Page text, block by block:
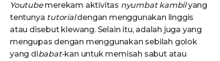
Youtubemerekam aktivitas nyumbat kambilyang
tentunya tutorialdengan menggunakan linggis
atau disebut klewang. Selain itu, adalah juga yang
mengupas dengan menggunakan sebilah golok
yang dibabat-kan untuk memisah sabut atau